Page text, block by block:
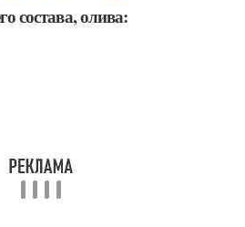
состава, олива: